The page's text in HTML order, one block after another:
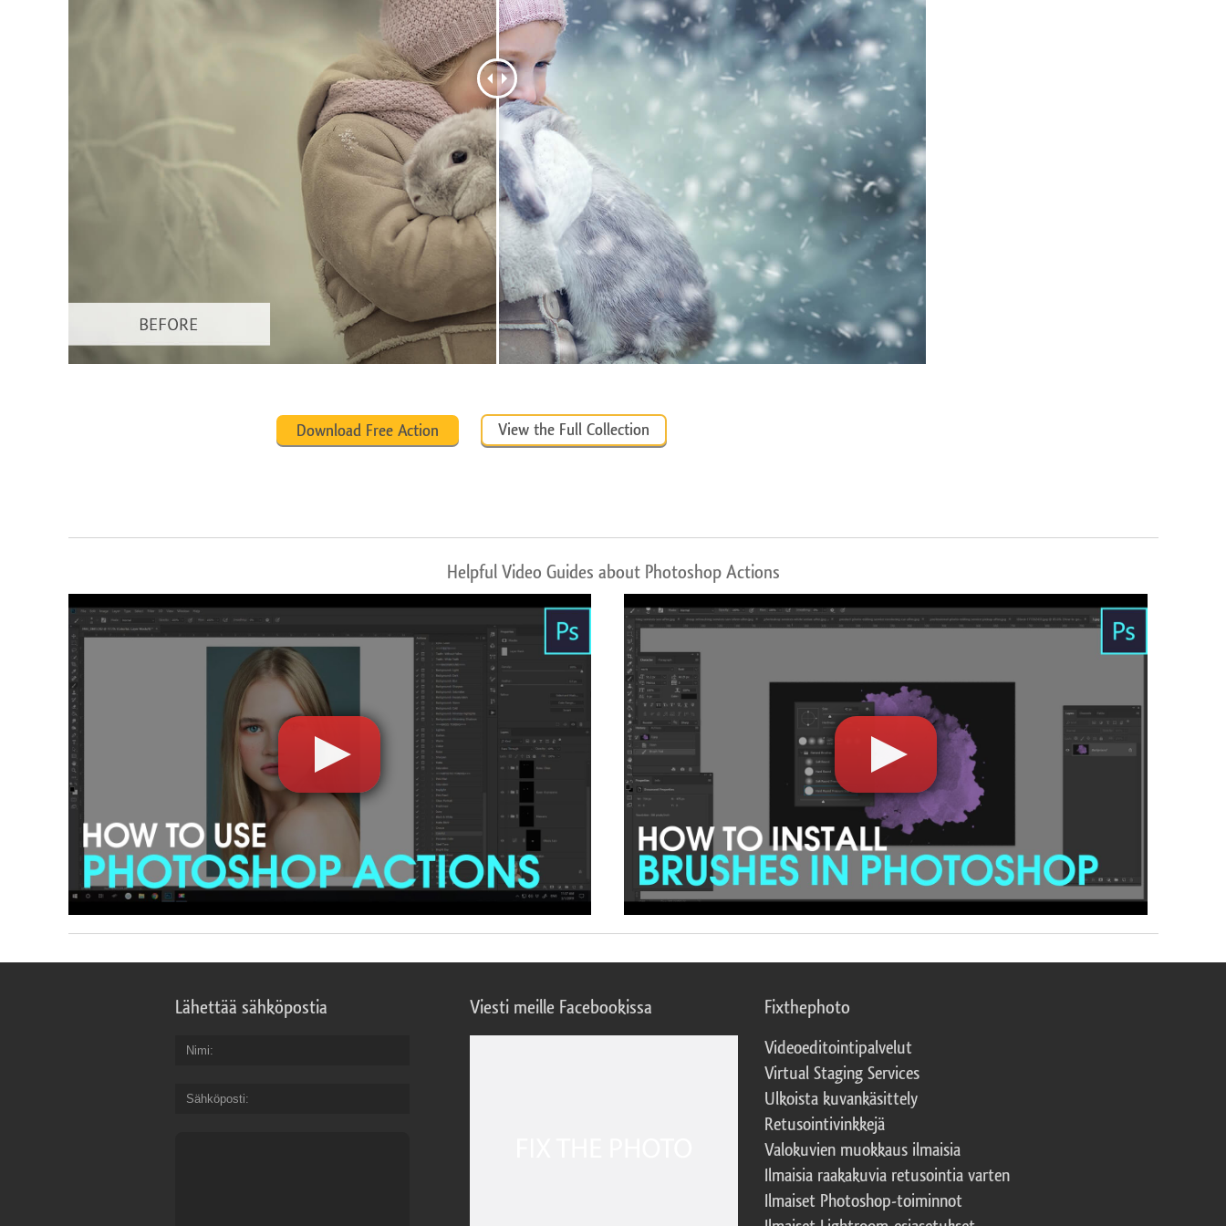
Tuotteen valokuvien muokkaus Korujen valokuvien muokkaus AI-koulutusdata Video Editing Services
Download Free Action View the Full Collection
Helpful Video Guides about Photoshop Actions
Lähettää sähköpostia
Nimi
Sähköposti
Viesti meille Facebookissa Fixthephoto
Videoeditointipalvelut
Virtual Staging Services
Ulkoista kuvankäsittely
Retusointivinkkejä
Valokuvien muokkaus ilmaisia
Ilmaisia raakakuvia retusointia varten
Ilmaiset Photoshop-toiminnot